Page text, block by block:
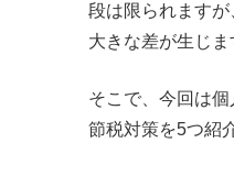
段は限られます
大きな差が生じま
そこで、今回は
節税対策を5つ紹